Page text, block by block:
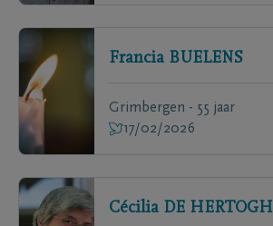
Francia BUELENS
Grimbergen - 55 jaar
17/02/2026
Cécilia DE HERTOGH